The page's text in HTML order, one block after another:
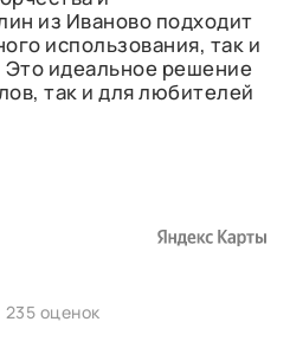
из Иваново подходит
использования, так и
Это идеальное решение
так и для любителей
235 оценок